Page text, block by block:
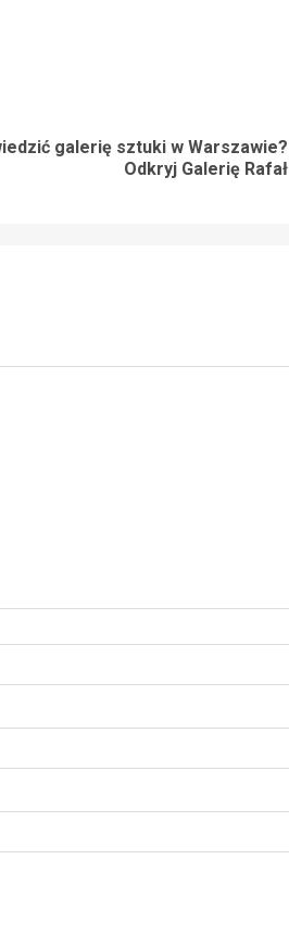
galerię sztuki w Warszawie?
Odkryj Galerię Rafał